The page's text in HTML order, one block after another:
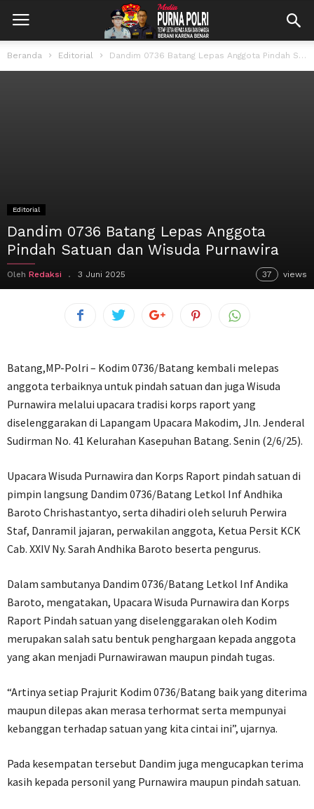
Beranda Editorial Dandim 0736 Batang Lepas Anggota Pindah Satuan dan Wisuda Purnawira
Editorial
Dandim 0736 Batang Lepas Anggota
Pindah Satuan dan Wisuda Purnawira
Oleh Redaksi 3 Juni 2025 37 views
Batang,MP-Polri – Kodim 0736/Batang kembali melepas
anggota terbaiknya untuk pindah satuan dan juga Wisuda
Purnawira melalui upacara tradisi korps raport yang
diselenggarakan di Lapangam Upacara Makodim, Jln. Jenderal
Sudirman No. 41 Kelurahan Kasepuhan Batang. Senin (2/6/25).
Upacara Wisuda Purnawira dan Korps Raport pindah satuan di
pimpin langsung Dandim 0736/Batang Letkol Inf Andhika
Baroto Chrishastantyo, serta dihadiri oleh seluruh Perwira
Staf, Danramil jajaran, perwakilan anggota, Ketua Persit KCK
Cab. XXIV Ny. Sarah Andhika Baroto beserta pengurus.
Dalam sambutanya Dandim 0736/Batang Letkol Inf Andika
Baroto, mengatakan, Upacara Wisuda Purnawira dan Korps
Raport Pindah satuan yang diselenggarakan oleh Kodim
merupakan salah satu bentuk penghargaan kepada anggota
yang akan menjadi Purnawirawan maupun pindah tugas.
“Artinya setiap Prajurit Kodim 0736/Batang baik yang diterima
maupun dilepas akan merasa terhormat serta mempunyai
kebanggan terhadap satuan yang kita cintai ini”, ujarnya.
Pada kesempatan tersebut Dandim juga mengucapkan terima
kasih kepada personil yang Purnawira maupun pindah satuan.